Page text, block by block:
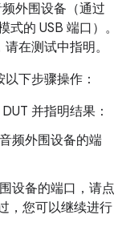
外围设备（通过
的 USB 端口）。
在测试中指明。
下步骤操作：
并指明结果：
频外围设备的端
设备的端口，请点
，您可以继续进行